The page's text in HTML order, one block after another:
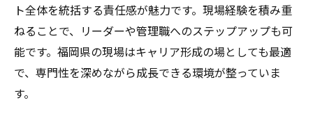
ト全体を統括する責任感が魅力です。現場経験を積み重
ねることで、リーダーや管理職へのステップアップも可
能です。福岡県の現場はキャリア形成の場としても最適
で、専門性を深めながら成長できる環境が整っていま
す。